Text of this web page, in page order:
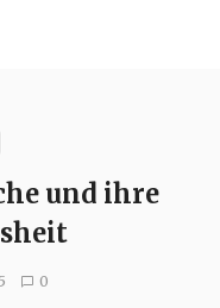
und ihre
0